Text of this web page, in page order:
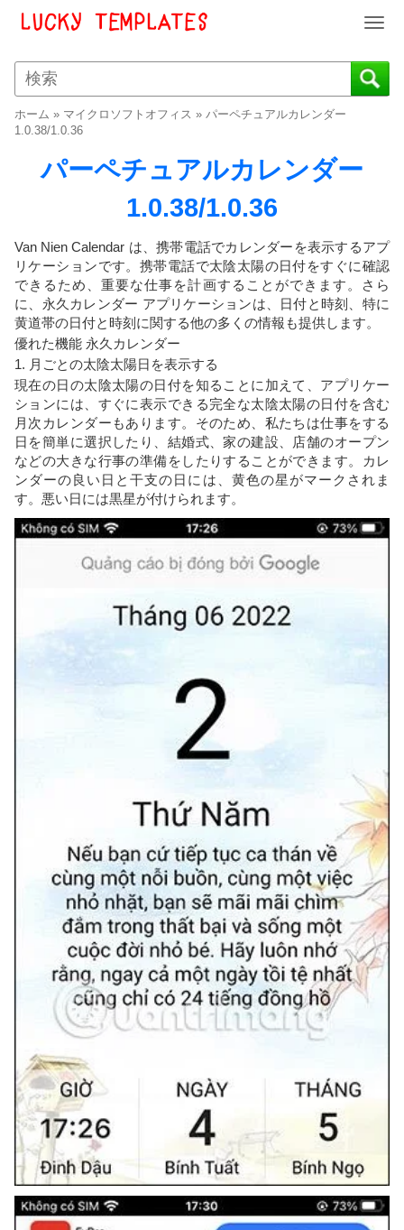
T
g
g
a
t
o
ホーム » マイクロソフトオフィス » パーペチュアルカレンダー
1.0.38/1.0.36
パーペチュアルカレンダー
1.0.38/1.0.36
Van Nien Calendar は、携帯電話でカレンダーを表示するアプ
リケーションです。携帯電話で太陰太陽の日付をすぐに確認
できるため、重要な仕事を計画することができます。さら
に、永久カレンダー アプリケーションは、日付と時刻、特に
黄道帯の日付と時刻に関する他の多くの情報も提供します。
優れた機能 永久カレンダー
1. 月ごとの太陰太陽日を表示する
現在の日の太陰太陽の日付を知ることに加えて、アプリケー
ションには、すぐに表示できる完全な太陰太陽の日付を含む
月次カレンダーもあります。そのため、私たちは仕事をする
日を簡単に選択したり、結婚式、家の建設、店舗のオープン
などの大きな行事の準備をしたりすることができます。カレ
ンダーの良い日と干支の日には、黄色の星がマークされま
す。悪い日には黒星が付けられます。